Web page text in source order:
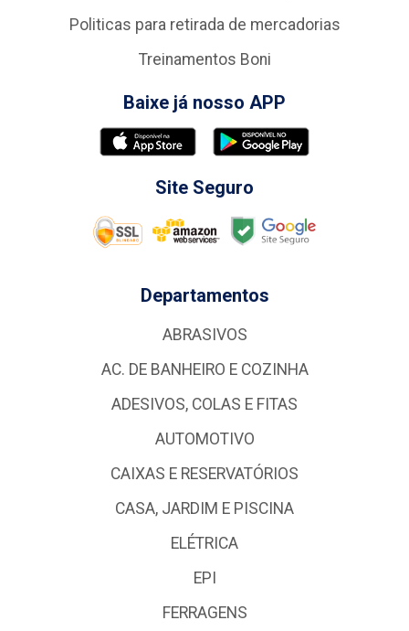
Politicas para retirada de mercadorias
Treinamentos Boni
Baixe já nosso APP
Site Seguro
Departamentos
ABRASIVOS
AC. DE BANHEIRO E COZINHA
ADESIVOS, COLAS E FITAS
AUTOMOTIVO
CAIXAS E RESERVATÓRIOS
CASA, JARDIM E PISCINA
ELÉTRICA
EPI
FERRAGENS